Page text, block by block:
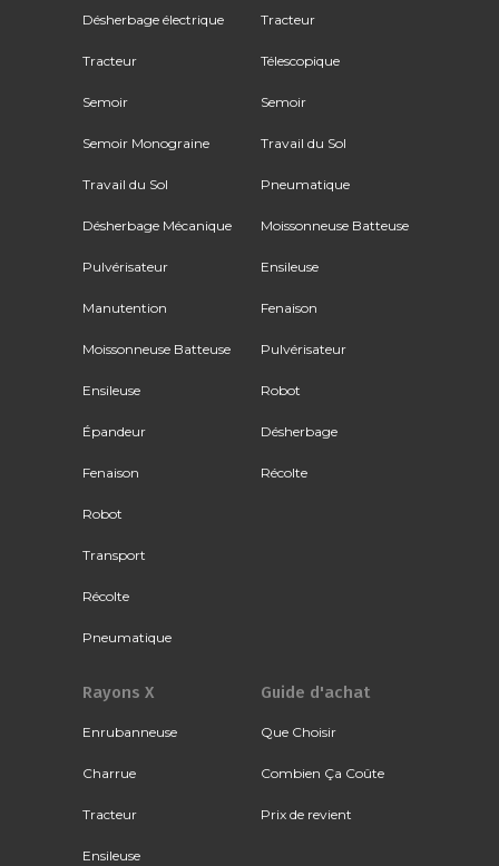
Désherbage électrique
Tracteur
Semoir
Semoir Monograine
Travail du Sol
Désherbage Mécanique
Pulvérisateur
Manutention
Moissonneuse Batteuse
Ensileuse
Épandeur
Fenaison
Robot
Transport
Récolte
Pneumatique
Tracteur
Télescopique
Semoir
Travail du Sol
Pneumatique
Moissonneuse Batteuse
Ensileuse
Fenaison
Pulvérisateur
Robot
Désherbage
Récolte
Rayons X
Enrubanneuse
Charrue
Tracteur
Ensileuse
Guide d'achat
Que Choisir
Combien Ça Coûte
Prix de revient